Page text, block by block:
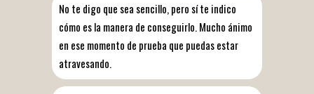
No te digo que sea sencillo, pero sí te indico
cómo es la manera de conseguirlo. Mucho ánimo
en ese momento de prueba que puedas estar
atravesando.